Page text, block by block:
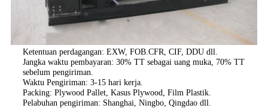
Ketentuan perdagangan: EXW, FOB.CFR, CIF, DDU dll.
Jangka waktu pembayaran: 30% TT sebagai uang muka, 70% TT
sebelum pengiriman.
Waktu Pengiriman: 3-15 hari kerja.
Packing: Plywood Pallet, Kasus Plywood, Film Plastik.
Pelabuhan pengiriman: Shanghai, Ningbo, Qingdao dll.